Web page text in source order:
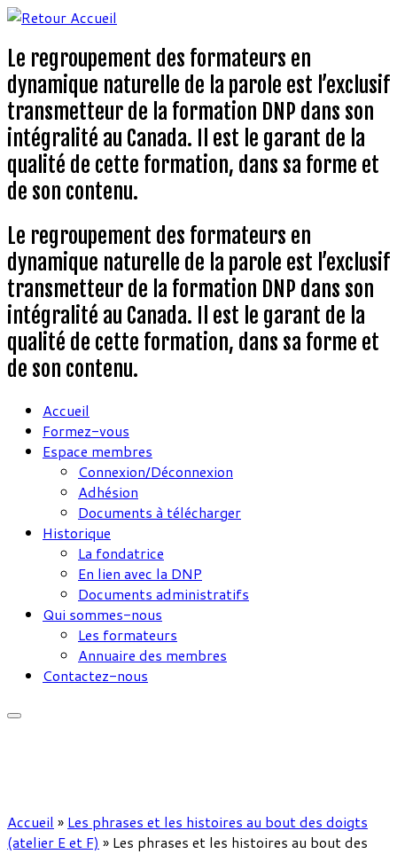
Aller
contenu
Le regroupement des formateurs en
dynamique naturelle de la parole est l’exclusif
transmetteur de la formation DNP dans son
intégralité au Canada. Il est le garant de la
qualité de cette formation, dans sa forme et
de son contenu.
Le regroupement des formateurs en
dynamique naturelle de la parole est l’exclusif
transmetteur de la formation DNP dans son
intégralité au Canada. Il est le garant de la
qualité de cette formation, dans sa forme et
de son contenu.
Accueil
Formez-vous
Espace membres
Connexion/Déconnexion
Adhésion
Documents à télécharger
Historique
La fondatrice
En lien avec la DNP
Documents administratifs
Qui sommes-nous
Les formateurs
Annuaire des membres
Contactez-nous
Accueil » Les phrases et les histoires au bout des doigts
(atelier E et F) » Les phrases et les histoires au bout des